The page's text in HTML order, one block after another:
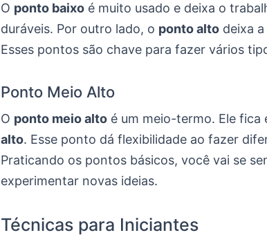
O ponto baixo é muito usado e deixa o
duráveis. Por outro lado, o ponto alto deixa
Esses pontos são chave para fazer vários
Ponto Meio Alto
O ponto meio alto é um meio-termo. Ele fica
alto. Esse ponto dá flexibilidade ao fazer
Praticando os pontos básicos, você vai se
experimentar novas ideias.
Técnicas para Iniciantes